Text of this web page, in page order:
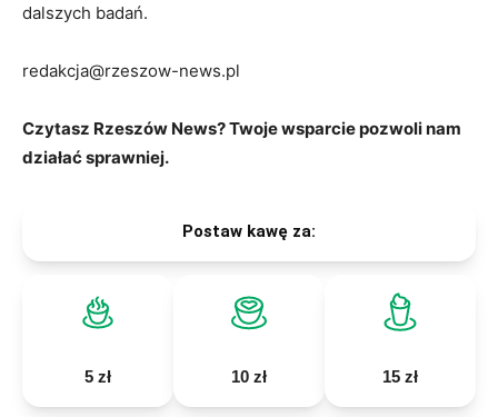
dalszych badań.
redakcja@rzeszow-news.pl
Czytasz Rzeszów News? Twoje wsparcie pozwoli nam
działać sprawniej.
Postaw kawę za:
5 zł 10 zł 15 zł